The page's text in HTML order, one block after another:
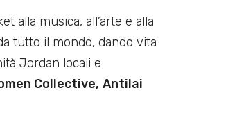
alla musica, all’arte e alla
tutto il mondo, dando vita
Jordan locali e
Collective, Antilai